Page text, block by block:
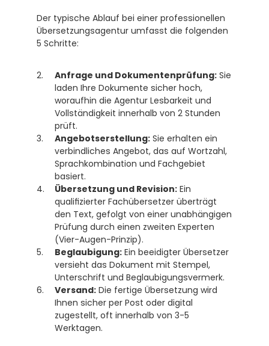
Der typische Ablauf bei einer professionellen
Übersetzungsagentur umfasst die folgenden
5 Schritte:
Anfrage und Dokumentenprüfung: Sie
laden Ihre Dokumente sicher hoch,
woraufhin die Agentur Lesbarkeit und
Vollständigkeit innerhalb von 2 Stunden
prüft.
Angebotserstellung: Sie erhalten ein
verbindliches Angebot, das auf Wortzahl,
Sprachkombination und Fachgebiet
basiert.
Übersetzung und Revision: Ein
qualifizierter Fachübersetzer überträgt
den Text, gefolgt von einer unabhängigen
Prüfung durch einen zweiten Experten
(Vier-Augen-Prinzip).
Beglaubigung: Ein beeidigter Übersetzer
versieht das Dokument mit Stempel,
Unterschrift und Beglaubigungsvermerk.
Versand: Die fertige Übersetzung wird
Ihnen sicher per Post oder digital
zugestellt, oft innerhalb von 3-5
Werktagen.